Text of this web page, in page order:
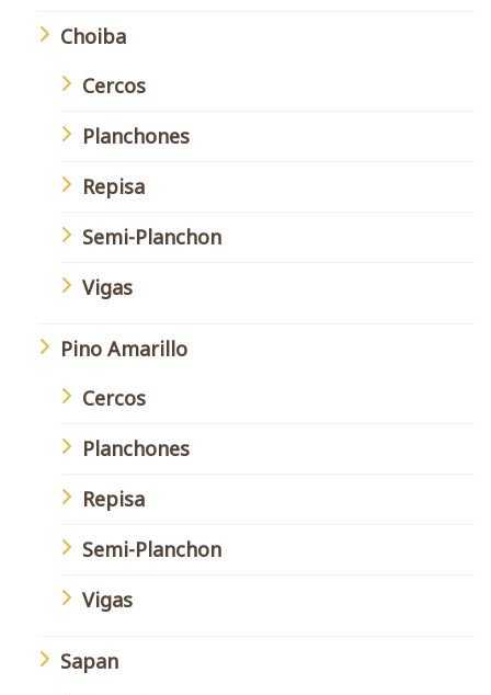
Choiba
Cercos
Planchones
Repisa
Semi-Planchon
Vigas
Pino Amarillo
Cercos
Planchones
Repisa
Semi-Planchon
Vigas
Sapan